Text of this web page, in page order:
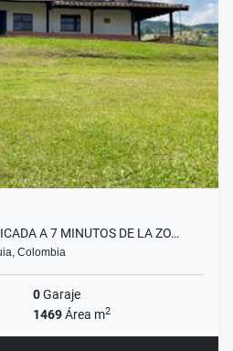
A 7 MINUTOS DE LA ZO…
Colombia
0Garaje
1469Área m2